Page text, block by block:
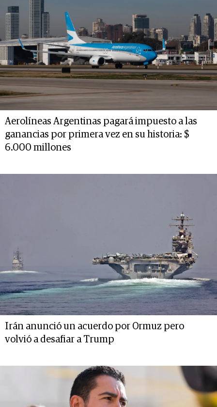
Aerolíneas Argentinas pagará impuesto a las
ganancias por primera vez en su historia: $
6.000 millones
Irán anunció un acuerdo por Ormuz pero
volvió a desafiar a Trump